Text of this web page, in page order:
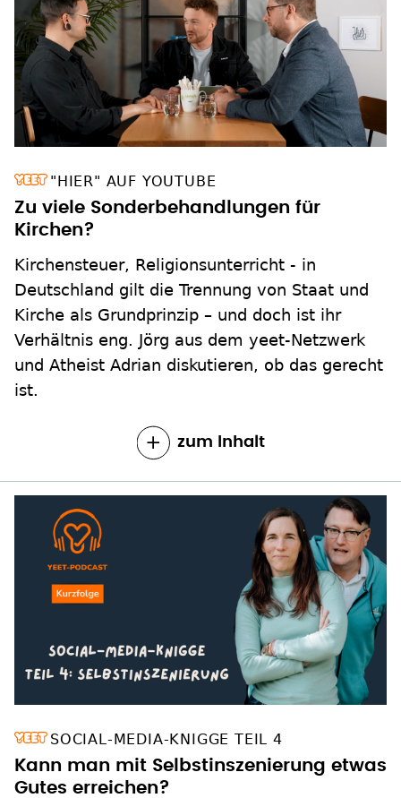
"HIER" AUF YOUTUBE
Zu viele Sonderbehandlungen für
Kirchen?
Kirchensteuer, Religionsunterricht - in
Deutschland gilt die Trennung von Staat und
Kirche als Grundprinzip – und doch ist ihr
Verhältnis eng. Jörg aus dem yeet-Netzwerk
und Atheist Adrian diskutieren, ob das gerecht
ist.
zum Inhalt
SOCIAL-MEDIA-KNIGGE TEIL 4
Kann man mit Selbstinszenierung etwas
Gutes erreichen?